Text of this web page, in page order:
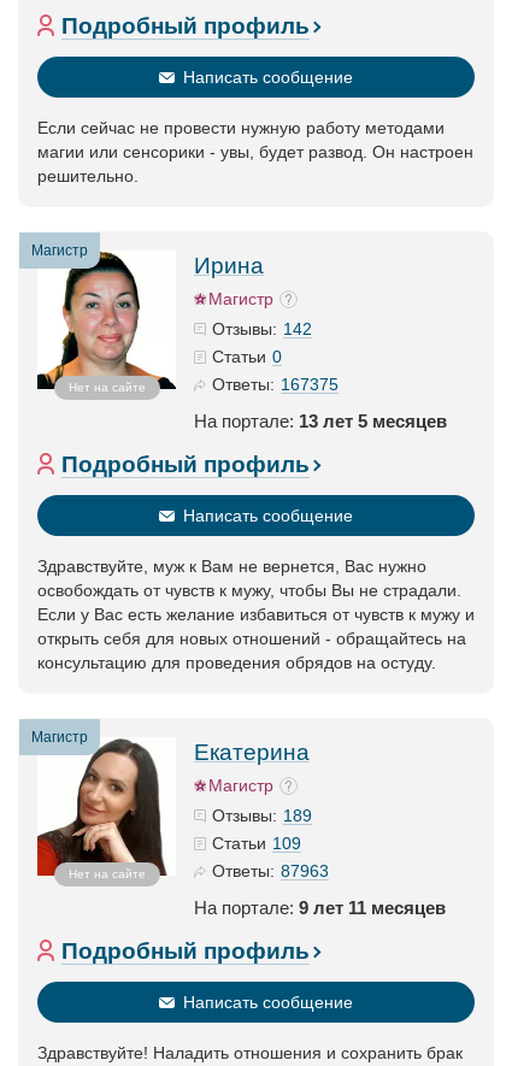
Подробный профиль
Написать сообщение
Если сейчас не провести нужную работу методами
магии или сенсорики - увы, будет развод. Он настроен
решительно.
Магистр
Нет на сайте
Ирина
Магистр
Отзывы: 142
Статьи 0
Ответы: 167375
На портале: 13 лет 5 месяцев
Подробный профиль
Написать сообщение
Здравствуйте, муж к Вам не вернется, Вас нужно
освобождать от чувств к мужу, чтобы Вы не страдали.
Если у Вас есть желание избавиться от чувств к мужу и
открыть себя для новых отношений - обращайтесь на
консультацию для проведения обрядов на остуду.
Магистр
Нет на сайте
Екатерина
Магистр
Отзывы: 189
Статьи 109
Ответы: 87963
На портале: 9 лет 11 месяцев
Подробный профиль
Написать сообщение
Здравствуйте! Наладить отношения и сохранить брак